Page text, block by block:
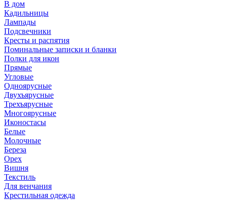
В дом
Кадильницы
Лампады
Подсвечники
Кресты и распятия
Поминальные записки и бланки
Полки для икон
Прямые
Угловые
Одноярусные
Двухъярусные
Трехъярусные
Многоярусные
Иконостасы
Белые
Молочные
Береза
Орех
Вишня
Текстиль
Для венчания
Крестильная одежда